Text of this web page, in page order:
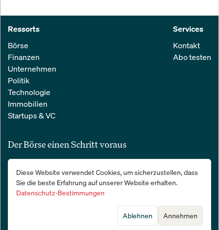
Ressorts
Börse
Finanzen
Unternehmen
Politik
Technologie
Immobilien
Startups & VC
Services
Kontakt
Abo testen
Der Börse einen Schritt voraus
Alle relevanten Nachrichten aus Wirtschaft und Finanzen in einer
einfachen E-Mail. 100 % kostenlos:
Diese Website verwendet Cookies, um sicherzustellen, dass
Sie die beste Erfahrung auf unserer Website erhalten.
Datenschutz-Bestimmungen
Annehmen
Ablehnen